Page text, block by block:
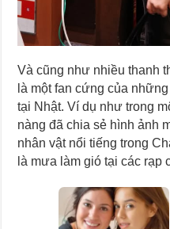
Và cũng như nhiều thanh
là một fan cứng của
tại Nhật. Ví dụ như trong
nàng đã chia sẻ hình ảnh
nhân vật nổi tiếng trong
là mưa làm gió tại các rạp